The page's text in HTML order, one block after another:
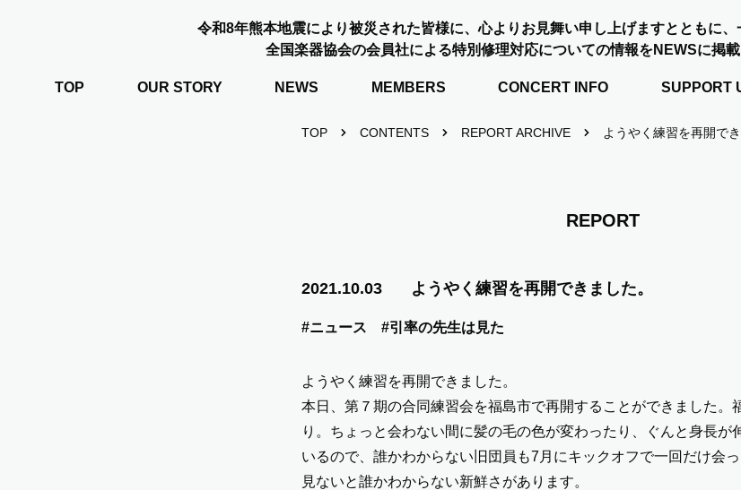
令和8年熊本地震により被災された皆様に、心よりお見舞い申し上げますとともに、
全国楽器協会の会員社による特別修理対応についての情報をNEWSに掲
TOP OUR STORY NEWS MEMBERS CONCERT INFO SUPPORT
TOP CONTENTS REPORT ARCHIVE ようやく練習を再開でき
REPORT
2021.10.03 ようやく練習を再開できました。
#ニュース #引率の先生は見た
ようやく練習を再開できました。
本日、第７期の合同練習会を福島市で再開することができました。
り。ちょっと会わない間に髪の毛の色が変わったり、ぐんと身長が
いるので、誰かわからない旧団員も7月にキックオフで一回だけ会
見ないと誰かわからない新鮮さがあります。